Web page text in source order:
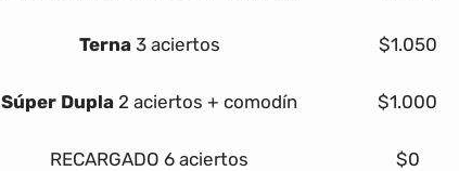
Terna 3 aciertos $1.050
Súper Dupla 2 aciertos + comodín $1.000
RECARGADO 6 aciertos $0